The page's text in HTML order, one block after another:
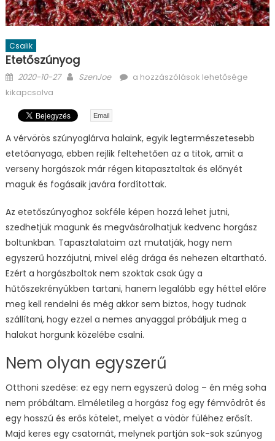
Csalik
Etetőszúnyog
Posted on
2020-10-27 Author
SzenJoe Etetőszúnyog bejegyzéshez
a hozzászólások lehetősége
kikapcsolva
Email
A vérvörös szúnyoglárva halaink, egyik legtermészetesebb
etetőanyaga, ebben rejlik feltehetően az a titok, amit a
verseny horgászok már régen kitapasztaltak és előnyét
maguk és fogásaik javára fordítottak.
Az etetőszúnyoghoz sokféle képen hozzá lehet jutni,
szedhetjük magunk és megvásárolhatjuk kedvenc horgász
boltunkban. Tapasztalataim azt mutatják, hogy nem
egyszerű hozzájutni, mivel elég drága és nehezen eltartható.
Ezért a horgászboltok nem szoktak csak úgy a
hűtőszekrényükben tartani, hanem legalább egy héttel előre
meg kell rendelni és még akkor sem biztos, hogy tudnak
szállítani, hogy ezzel a nemes anyaggal próbáljuk meg a
halakat horgunk közelébe csalni.
Nem olyan egyszerű
Otthoni szedése: ez egy nem egyszerű dolog – én még soha
nem próbáltam. Elméletileg a horgász fog egy fémvödröt és
egy hosszú és erős kötelet, melyet a vödör füléhez erősít.
Majd keres egy csatornát, melynek partján sok-sok szúnyog